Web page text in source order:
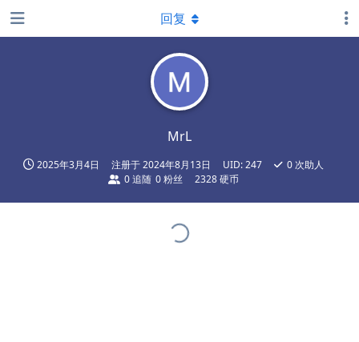
MrL
2025年3月4日 注册于2024年8月13日 UID:247 0 次助人
0追随 0粉丝 2328 硬币
回复